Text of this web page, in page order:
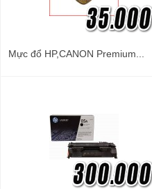
Mực đổ HP,CANON Premium...